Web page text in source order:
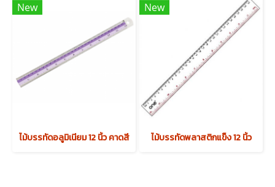
New
ไม้บรรทัดอลูมิเนียม 12 นิ้ว คาดสี
New
ไม้บรรทัดพลาสติกแข็ง 12 นิ้ว